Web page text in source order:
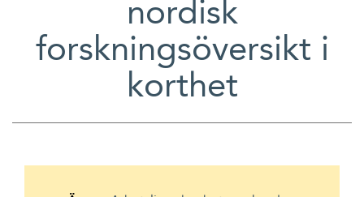
nordisk
forskningsöversikt i
korthet